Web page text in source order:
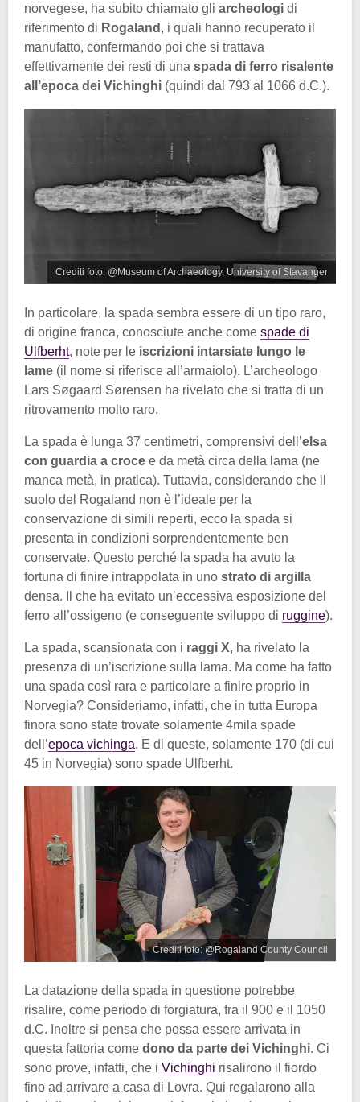
norvegese, ha subito chiamato gli archeologi di
riferimento di Rogaland , i quali hanno recuperato il
manufatto, confermando poi che si trattava
effettivamente dei resti di una spada di ferro risalente
all’epoca dei Vichinghi (quindi dal 793 al 1066 d.C.).
Crediti foto: @Museum of Archaeology, University of Stavanger
In particolare, la spada sembra essere di un tipo raro,
di origine franca, conosciute anche come spade di
Ulfberht, note per le iscrizioni intarsiate lungo le
lame (il nome si riferisce all’armaiolo). L’archeologo
Lars Søgaard Sørensen ha rivelato che si tratta di un
ritrovamento molto raro.
La spada è lunga 37 centimetri, comprensivi dell’elsa
con guardia a croce e da metà circa della lama (ne
manca metà, in pratica). Tuttavia, considerando che il
suolo del Rogaland non è l’ideale per la
conservazione di simili reperti, ecco la spada si
presenta in condizioni sorprendentemente ben
conservate. Questo perché la spada ha avuto la
fortuna di finire intrappolata in uno strato di argilla
densa. Il che ha evitato un’eccessiva esposizione del
ferro all’ossigeno (e conseguente sviluppo di ruggine).
La spada, scansionata con i raggi X, ha rivelato la
presenza di un’iscrizione sulla lama. Ma come ha fatto
una spada così rara e particolare a finire proprio in
Norvegia? Consideriamo, infatti, che in tutta Europa
finora sono state trovate solamente 4mila spade
dell’epoca vichinga. E di queste, solamente 170 (di cui
45 in Norvegia) sono spade Ulfberht.
Crediti foto: @Rogaland County Council
La datazione della spada in questione potrebbe
risalire, come periodo di forgiatura, fra il 900 e il 1050
d.C. Inoltre si pensa che possa essere arrivata in
questa fattoria come dono da parte dei Vichinghi. Ci
sono prove, infatti, che i Vichinghi risalirono il fiordo
fino ad arrivare a casa di Lovra. Qui regalarono alla